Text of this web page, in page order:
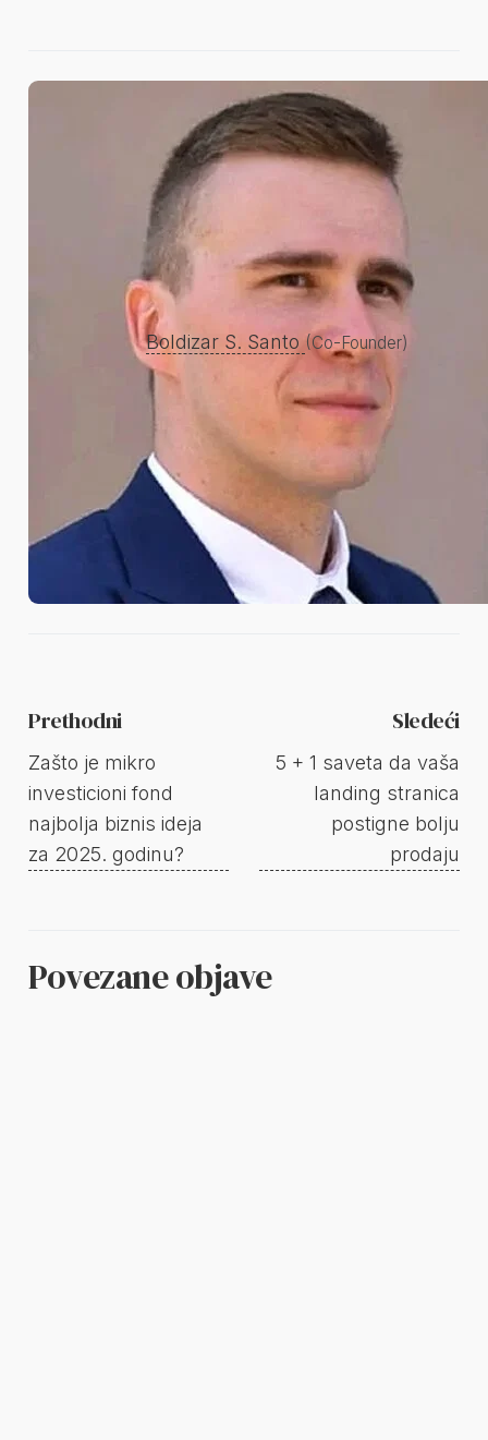
Boldizar S. Santo(Co-Founder)
Prethodni
Zašto je mikro
investicioni fond
najbolja biznis ideja
za 2025. godinu?
Sledeći
5 + 1 saveta da vaša
landing stranica
postigne bolju
prodaju
Povezane objave